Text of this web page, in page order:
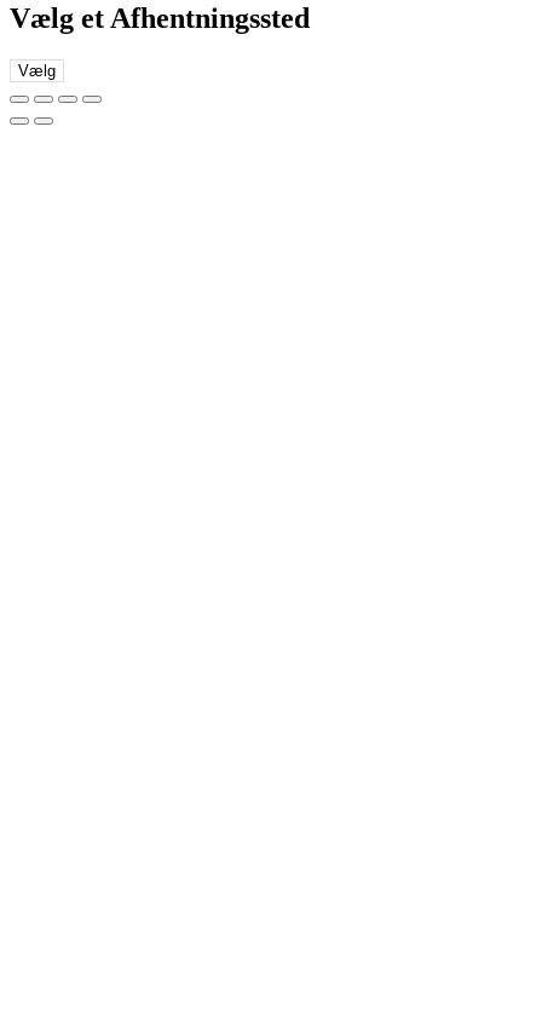
Vælg et Afhentningssted
Vælg